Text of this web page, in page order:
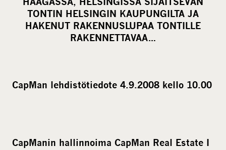
n
s
o
a
TONTIN HELSINGIN KAUPUNGILTA JA
HAKENUT RAKENNUSLUPAA TONTILLE
RAKENNETTAVAA…
CapMan lehdistötiedote 4.9.2008 kello 10.00
CapManin hallinnoima CapMan Real Estate I